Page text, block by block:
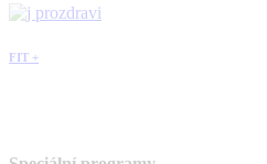
FIT +